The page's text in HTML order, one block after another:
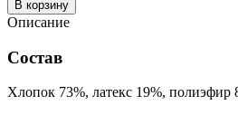
В корзину
Описание
Состав
Хлопок 73%, латекс 19%, полиэфир